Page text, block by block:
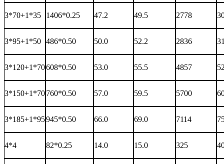
3*70+1*35 1406*0.25 47.2 49.5 2778
3*95+1*50 486*0.50 50.0 52.2 2836
3*120+1*70608*0.50 53.0 55.5 4857
3*150+1*70760*0.50 57.0 59.5 5700
3*185+1*95945*0.50 66.0 69.0 7114
4*4 82*0.25 14.0 15.0 325